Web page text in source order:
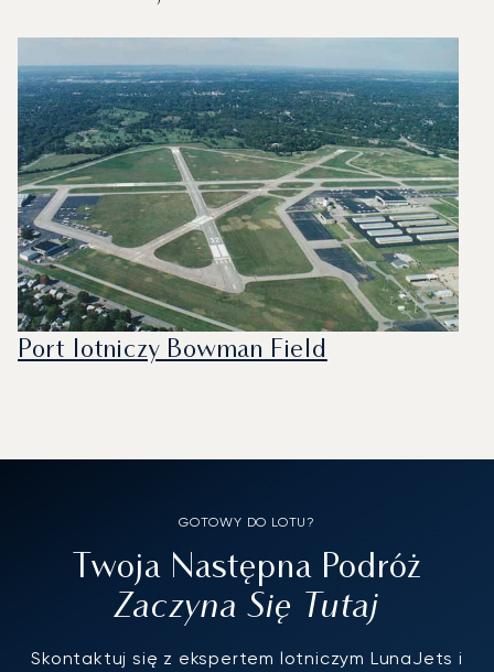
Port lotniczy Bowman Field
GOTOWY DO LOTU?
Twoja Następna Podróż
Zaczyna Się Tutaj
Skontaktuj się z ekspertem lotniczym LunaJets i